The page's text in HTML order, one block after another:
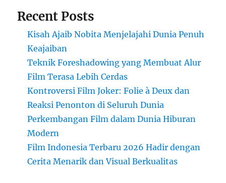
Recent Posts
Kisah Ajaib Nobita Menjelajahi Dunia Penuh
Keajaiban
Teknik Foreshadowing yang Membuat Alur
Film Terasa Lebih Cerdas
Kontroversi Film Joker: Folie à Deux dan
Reaksi Penonton di Seluruh Dunia
Perkembangan Film dalam Dunia Hiburan
Modern
Film Indonesia Terbaru 2026 Hadir dengan
Cerita Menarik dan Visual Berkualitas